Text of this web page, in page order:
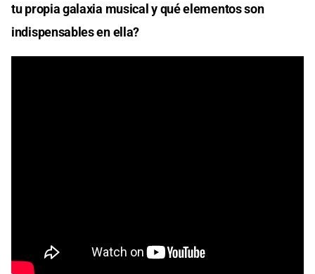
tu propia galaxia musical y qué elementos son
indispensables en ella?